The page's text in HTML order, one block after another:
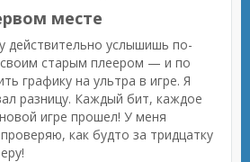
месте
действительно услышишь по-
старым плеером — и по
графику на ультра в игре. Я
разницу. Каждый бит, каждое
игре прошел! У меня
как будто за тридцатку